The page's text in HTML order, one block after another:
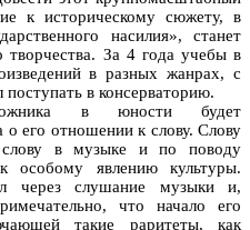
к историческому сюжету, в
насилия», станет
творчества. За 4 года учебы в
в разных жанрах, с
в консерваторию.
в юности будет
его отношении к слову. Слову
слову в музыке и по поводу
явлению культуры.
через слушание музыки и,
что начало его
такие раритеты, как